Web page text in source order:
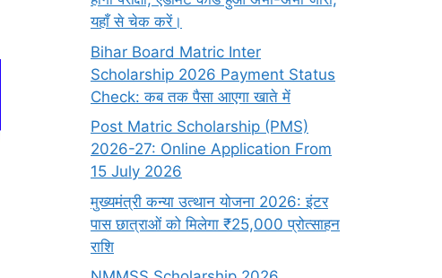
यहाँ से चेक करें।
Bihar Board Matric Inter
Scholarship 2026 Payment Status
Check: कब तक पैसा आएगा खाते में
Post Matric Scholarship (PMS)
2026-27: Online Application From
15 July 2026
मुख्यमंत्री कन्या उत्थान योजना 2026: इंटर
पास छात्राओं को मिलेगा ₹25,000 प्रोत्साहन
राशि